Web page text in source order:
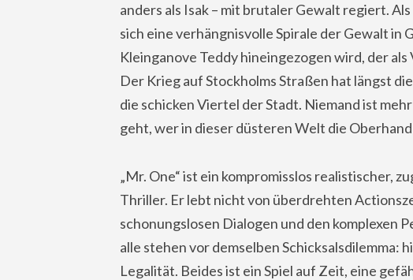
anders als Isak – mit brutaler Gewalt regiert.
sich eine verhängnisvolle Spirale der Gewalt in
Kleinganove Teddy hineingezogen wird, der
Der Krieg auf Stockholms Straßen hat längst
die schicken Viertel der Stadt. Niemand ist
geht, wer in dieser düsteren Welt die
„Mr. One“ ist ein kompromisslos realistischer,
Thriller. Er lebt nicht von überdrehten
schonungslosen Dialogen und den komplexen
alle stehen vor demselben Schicksalsdilemma:
Legalität. Beides ist ein Spiel auf Zeit, eine